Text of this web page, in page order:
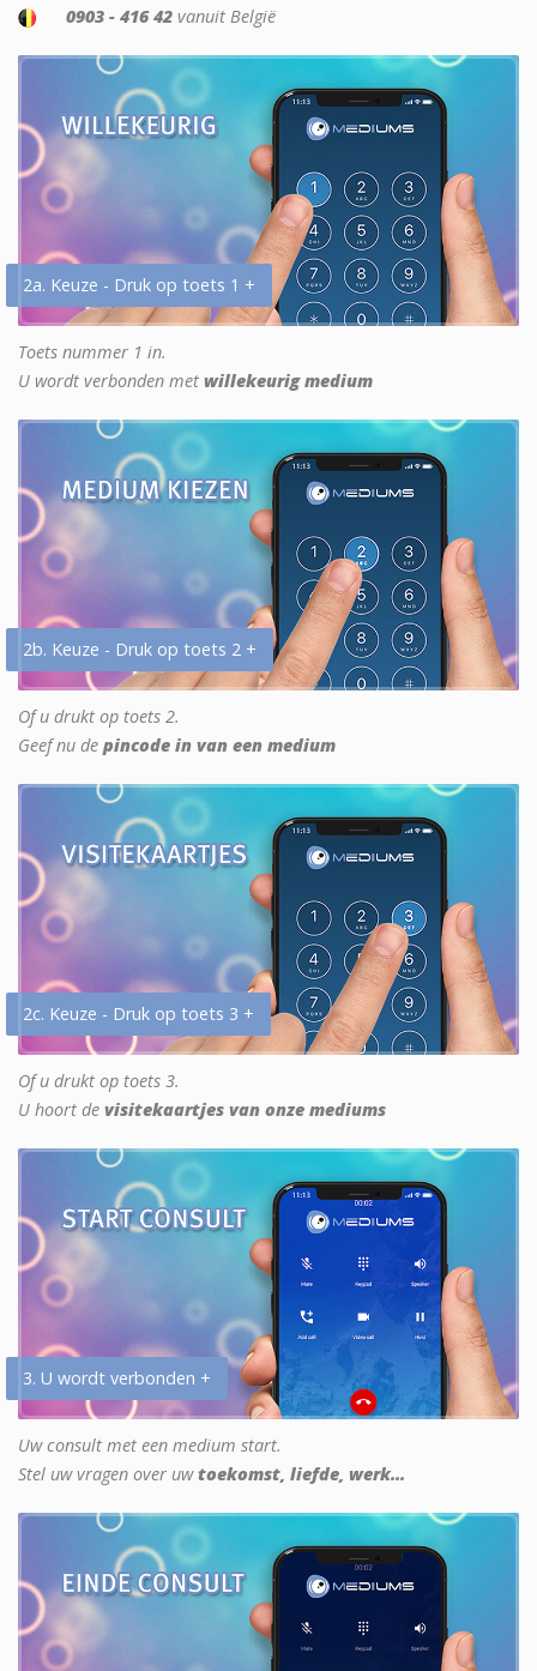
0903 - 416 42 vanuit België
2a. Keuze - Druk op toets 1 +
Toets nummer 1 in.
U wordt verbonden met willekeurig medium
2b. Keuze - Druk op toets 2 +
Of u drukt op toets 2.
Geef nu de pincode in van een medium
2c. Keuze - Druk op toets 3 +
Of u drukt op toets 3.
U hoort de visitekaartjes van onze mediums
3. U wordt verbonden +
Uw consult met een medium start.
Stel uw vragen over uwtoekomst, liefde, werk...